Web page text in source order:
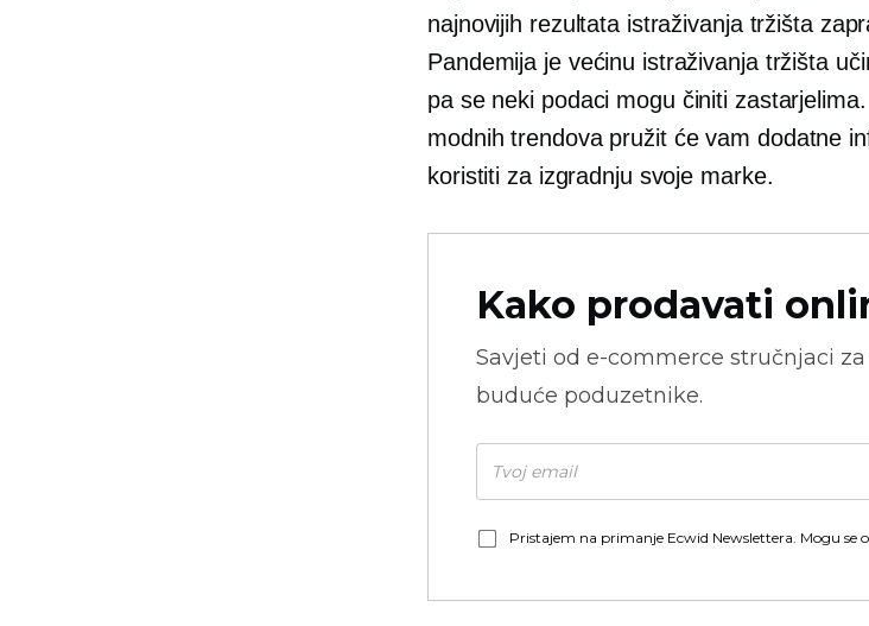
najnovijih rezultata istraživanja tržišta
Pandemija je većinu istraživanja tržišta
pa se neki podaci mogu činiti
modnih trendova pružit će vam dodatne
koristiti za izgradnju svoje marke.
Kako prodavati
Savjeti od e-commerce stručnjaci
buduće poduzetnike.
Pristajem na primanje Ecwid Newslettera. Mogu se